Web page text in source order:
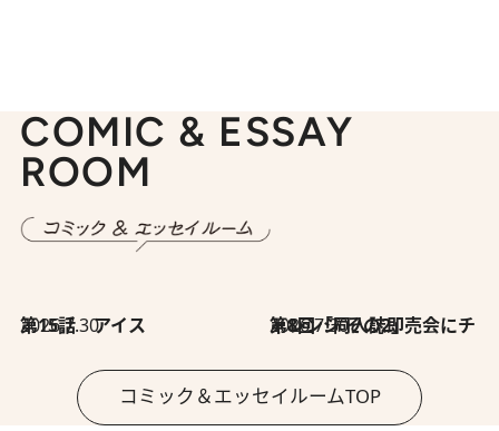
COMIC & ESSAY
ROOM
2026.7.30
第15話 アイス 2026.7.30
第8回「同人誌即売会にチャレンジ その2」
コミック＆エッセイルームTOP